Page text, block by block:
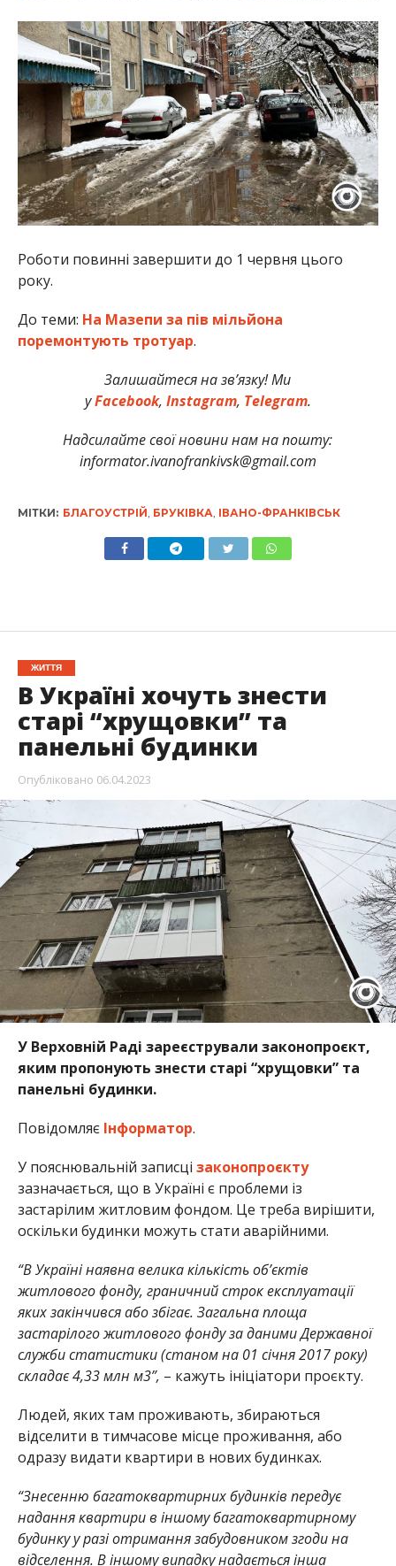
Роботи повинні завершити до 1 червня цього
року.
До теми: На Мазепи за пів мільйона
поремонтують тротуар.
Залишайтеся на зв’язку! Ми
уFacebook, Instagram, Telegram.
Надсилайте свої новини нам на пошту:
informator.ivanofrankivsk@gmail.com
МІТКИ: БЛАГОУСТРІЙ БРУКІВКА ІВАНО-ФРАНКІВСЬК
ЖИТТЯ
В Україні хочуть знести
старі “хрущовки” та
панельні будинки
Опубліковано 06.04.2023
У Верховній Раді зареєстрували законопроєкт,
яким пропонують знести старі “хрущовки” та
панельні будинки.
Повідомляє Інформатор.
У пояснювальній записці законопроєкту
зазначається, що в Україні є проблеми із
застарілим житловим фондом. Це треба вирішити,
оскільки будинки можуть стати аварійними.
“В Україні наявна велика кількість об’єктів
житлового фонду, граничний строк експлуатації
яких закінчився або збігає. Загальна площа
застарілого житлового фонду за даними Державної
служби статистики (станом на 01 січня 2017 року)
складає 4,33 млн м3”, – кажуть ініціатори проєкту.
Людей, яких там проживають, збираються
відселити в тимчасове місце проживання, або
одразу видати квартири в нових будинках.
“Знесенню багатоквартирних будинків передує
надання квартири в іншому багатоквартирному
будинку у разі отримання забудовником згоди на
відселення. В іншому випадку надається інша